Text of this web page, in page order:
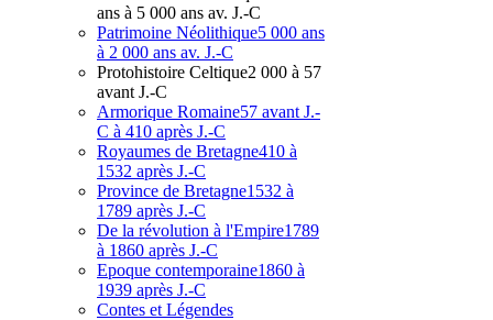
ans à 5 000 ans av. J.-C
Patrimoine Néolithique5 000 ans
à 2 000 ans av. J.-C
Protohistoire Celtique2 000 à 57
avant J.-C
Armorique Romaine57 avant J.-
C à 410 après J.-C
Royaumes de Bretagne410 à
1532 après J.-C
Province de Bretagne1532 à
1789 après J.-C
De la révolution à l'Empire1789
à 1860 après J.-C
Epoque contemporaine1860 à
1939 après J.-C
Contes et Légendes